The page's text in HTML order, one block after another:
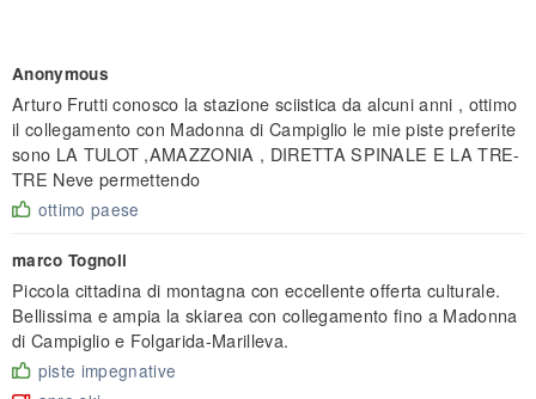
Anonymous
Arturo Frutti conosco la stazione sciistica da alcuni anni , ottimo
il collegamento con Madonna di Campiglio le mie piste preferite
sono LA TULOT ,AMAZZONIA , DIRETTA SPINALE E LA TRE-
TRE Neve permettendo
ottimo paese
marco Tognoli
Piccola cittadina di montagna con eccellente offerta culturale.
Bellissima e ampia la skiarea con collegamento fino a Madonna
di Campiglio e Folgarida-Marilleva.
piste impegnative